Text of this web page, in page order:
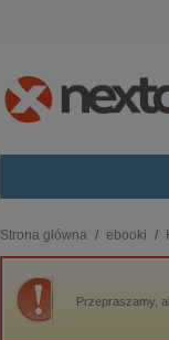
budownictwo,
biznesowe,
darmowe wydania
Strona główna ebooki
Przepraszamy,